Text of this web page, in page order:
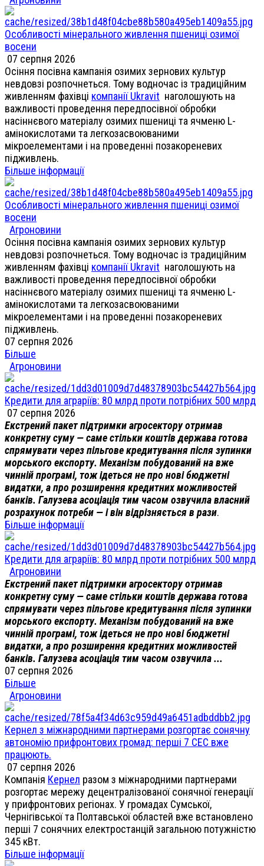
Особливості мінерального живлення пшениці озимої
восени
07 серпня 2026
Осіння посівна кампанія озимих зернових культур
невдовзі розпочнеться. Тому водночас із традиційним
живленням фахівці компанії Ukravit наголошують на
важливості проведення передпосівної обробки
насіннєвого матеріалу озимих пшениці та ячменю L-
амінокислотами та легкозасвоюваними
мікроелементами і на проведенні позакореневих
підживлень.
Більше інформації
Особливості мінерального живлення пшениці озимої
восени
Агроновини
Осіння посівна кампанія озимих зернових культур
невдовзі розпочнеться. Тому водночас із традиційним
живленням фахівці компанії Ukravit наголошують на
важливості проведення передпосівної обробки
насіннєвого матеріалу озимих пшениці та ячменю L-
амінокислотами та легкозасвоюваними
мікроелементами і на проведенні позакореневих
підживлень.
07 серпня 2026
Більше
Агроновини
Кредити для аграріїв: 80 млрд проти потрібних 500 млрд
07 серпня 2026
Екстрений пакет підтримки агросектору отримав
конкретну суму — саме стільки коштів держава готова
спрямувати через пільгове кредитування після зупинки
морського експорту. Механізм побудований на вже
чинній програмі, тож ідеться не про нові бюджетні
видатки, а про розширення кредитних можливостей
банків. Галузева асоціація тим часом озвучила власний
розрахунок потреби — і він відрізняється в рази.
Більше інформації
Кредити для аграріїв: 80 млрд проти потрібних 500 млрд
Агроновини
Екстрений пакет підтримки агросектору отримав
конкретну суму — саме стільки коштів держава готова
спрямувати через пільгове кредитування після зупинки
морського експорту. Механізм побудований на вже
чинній програмі, тож ідеться не про нові бюджетні
видатки, а про розширення кредитних можливостей
банків. Галузева асоціація тим часом озвучила ...
07 серпня 2026
Більше
Агроновини
Кернел з міжнародними партнерами розгортає сонячну
автономію прифронтових громад: перші 7 СЕС вже
працюють.
07 серпня 2026
Компанія Кернел разом з міжнародними партнерами
розгортає мережу децентралізованої сонячної генерації
у прифронтових регіонах. У громадах Сумської,
Чернігівської та Полтавської областей вже встановлено
перші 7 сонячних електростанцій загальною потужністю
345 кВт.
Більше інформації